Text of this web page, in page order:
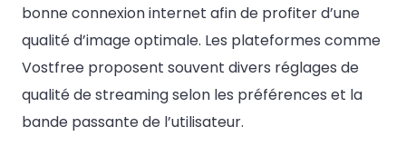
bonne connexion internet afin de profiter d’une
qualité d’image optimale. Les plateformes comme
Vostfree proposent souvent divers réglages de
qualité de streaming selon les préférences et la
bande passante de l’utilisateur.